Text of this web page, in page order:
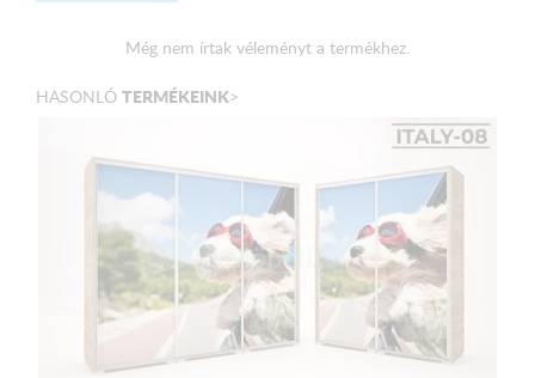
összeszerelve
Állítható lábakkal ellátott
Polctartó furatokkal ellátott, variálható gardrób test
Válaszható Korpusz színek:
1. Sonoma tölgy váz
2. San Remo váz
3. Nero váz
4. Ferrara tölgy váz
Még nem írtak véleményt a termékhez.
HASONLÓ TERMÉKEINK>